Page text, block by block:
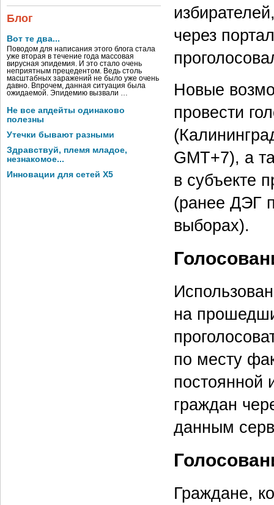
Блог
Вот те два...
Поводом для написания этого блога стала
уже вторая в течение года массовая
вирусная эпидемия. И это стало очень
неприятным прецедентом. Ведь столь
масштабных заражений не было уже очень
давно. Впрочем, данная ситуация была
ожидаемой. Эпидемию вызвали …
Не все апдейты одинаково
полезны
Утечки бывают разными
Здравствуй, племя младое,
незнакомое...
Инновации для сетей X5
через
Новые
провести
GMT+7), а
в субъекте
(ранее ДЭГ
выборах).
на
по месту
постоянной
граждан
данным
Граждане,